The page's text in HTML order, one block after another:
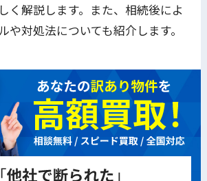
く解説します。また、相続後によ
や対処法についても紹介します。